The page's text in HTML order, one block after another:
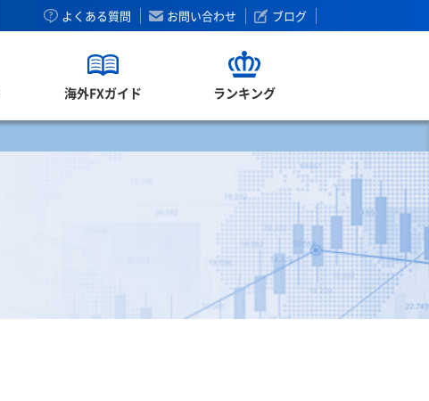
よくある質問 お問い合わせ ブログ
海外FXガイド ランキング